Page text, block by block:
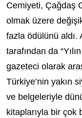
Cemiyeti, Çağdaş
olmak üzere
fazla ödülünü aldı.
tarafından da
gazeteci olarak
Türkiye’nin yakın
ve belgeleriyle
kitaplarıyla bir çok